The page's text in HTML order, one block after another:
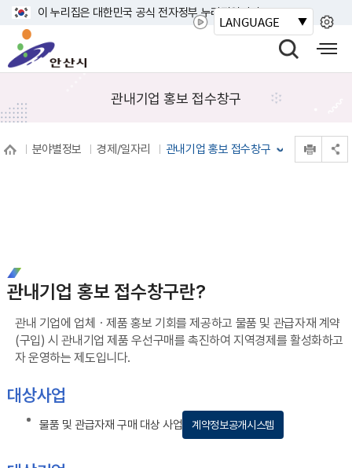
기
이 누리집은 대한민국 공식 전자정부 누리집입니다.
시
색
기
바
사
트
관내기업 홍보 접수창구
분야별정보 경제/일자리 관내기업 홍보 접수창구
관내기업 홍보 접수창구란?
관내 기업에 업체ㆍ제품 홍보 기회를 제공하고 물품 및 관급자재 계약
(구입) 시 관내기업 제품 우선구매를 촉진하여 지역경제를 활성화하고
자 운영하는 제도입니다.
대상사업
물품 및 관급자재 구매 대상 사업 계약정보공개시스템
LANGUAGE